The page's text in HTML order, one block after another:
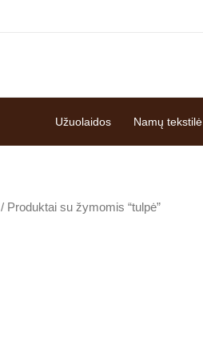
Užuolaidos Namų tekstilė
/ Produktai su žymomis “tulpė”